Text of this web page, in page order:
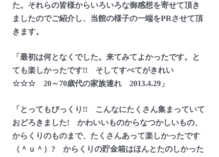
た。それらの皆様からいろいろな御感想を寄せて頂き
ましたのでご紹介し、当館の様子の一端をPRさせて頂
きます。
「最初は何となくでした。来てみてよかったです。と
ても楽しかったです!! そしてすべてがきれい
☆☆☆ 20～70歳代の家族連れ 2013.4.29」
「とってもびっくり!! こんなにたくさん集まっていて
おどろきました! かわいいものからなつかしいもの、
からくりのものまで、たくさんあって楽しかったです
（＾ｕ＾）? からくりの貯金箱はほんとたのしかった